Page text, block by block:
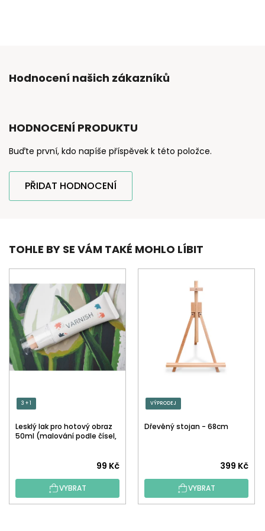
Hodnocení našich zákazníků
HODNOCENÍ PRODUKTU
Buďte první, kdo napíše příspěvek k této položce.
PŘIDAT HODNOCENÍ
TOHLE BY SE VÁM TAKÉ MOHLO LÍBIT
3 + 1
Lesklý lak pro hotový obraz
50ml (malování podle čísel,
hodnocení
produktu
je
99 Kč
VYBRAT
VÝPRODEJ
Dřevěný stojan - 68cm
399 Kč
VYBRAT